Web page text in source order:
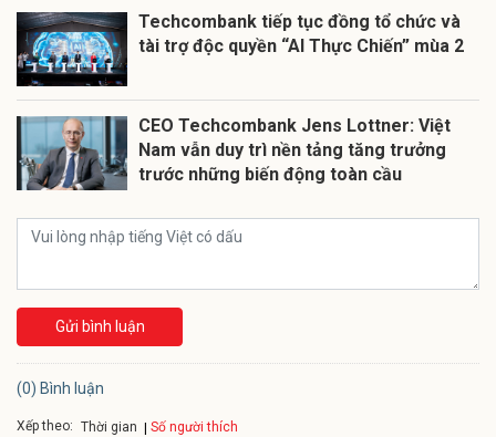
Techcombank tiếp tục đồng tổ chức và
tài trợ độc quyền “AI Thực Chiến” mùa 2
CEO Techcombank Jens Lottner: Việt
Nam vẫn duy trì nền tảng tăng trưởng
trước những biến động toàn cầu
Gửi bình luận
(0) Bình luận
Xếp theo: Thời gian Số người thích